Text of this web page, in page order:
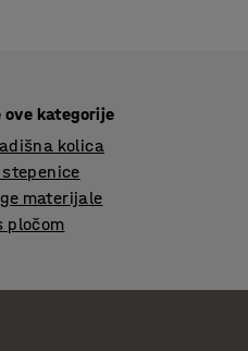
kategorije
kolica
materijale
pločom